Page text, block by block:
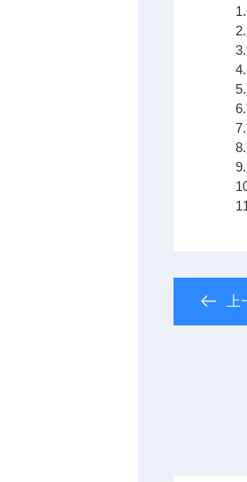
2.支
3.支
4.云
5.支
6.支
7.
8.支
9.支
10.
11.